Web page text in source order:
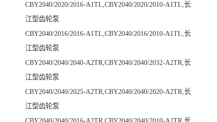
CBY2040/2020/2016-A1TL,CBY2040/2020/2010-A1TL,长
江型齿轮泵
CBY2040/2016/2016-A1TL,CBY2040/2016/2010-A1TL,长
江型齿轮泵
CBY2040/2040/2040-A2TR,CBY2040/2040/2032-A2TR,长
江型齿轮泵
CBY2040/2040/2025-A2TR,CBY2040/2040/2020-A2TR,长
江型齿轮泵